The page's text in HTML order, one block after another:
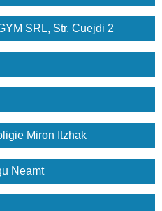
SRL, Str. Cuejdi 2
Miron Itzhak
Neamt